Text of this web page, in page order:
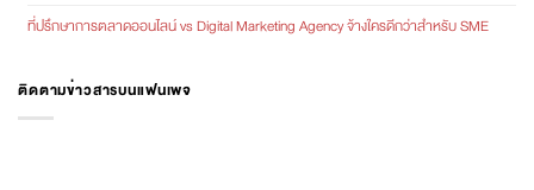
ที่ปรึกษาการตลาดออนไลน์ vs Digital Marketing Agency จ้างใครดีกว่าสำหรับ SME
ติดตามข่าวสารบนแฟนเพจ